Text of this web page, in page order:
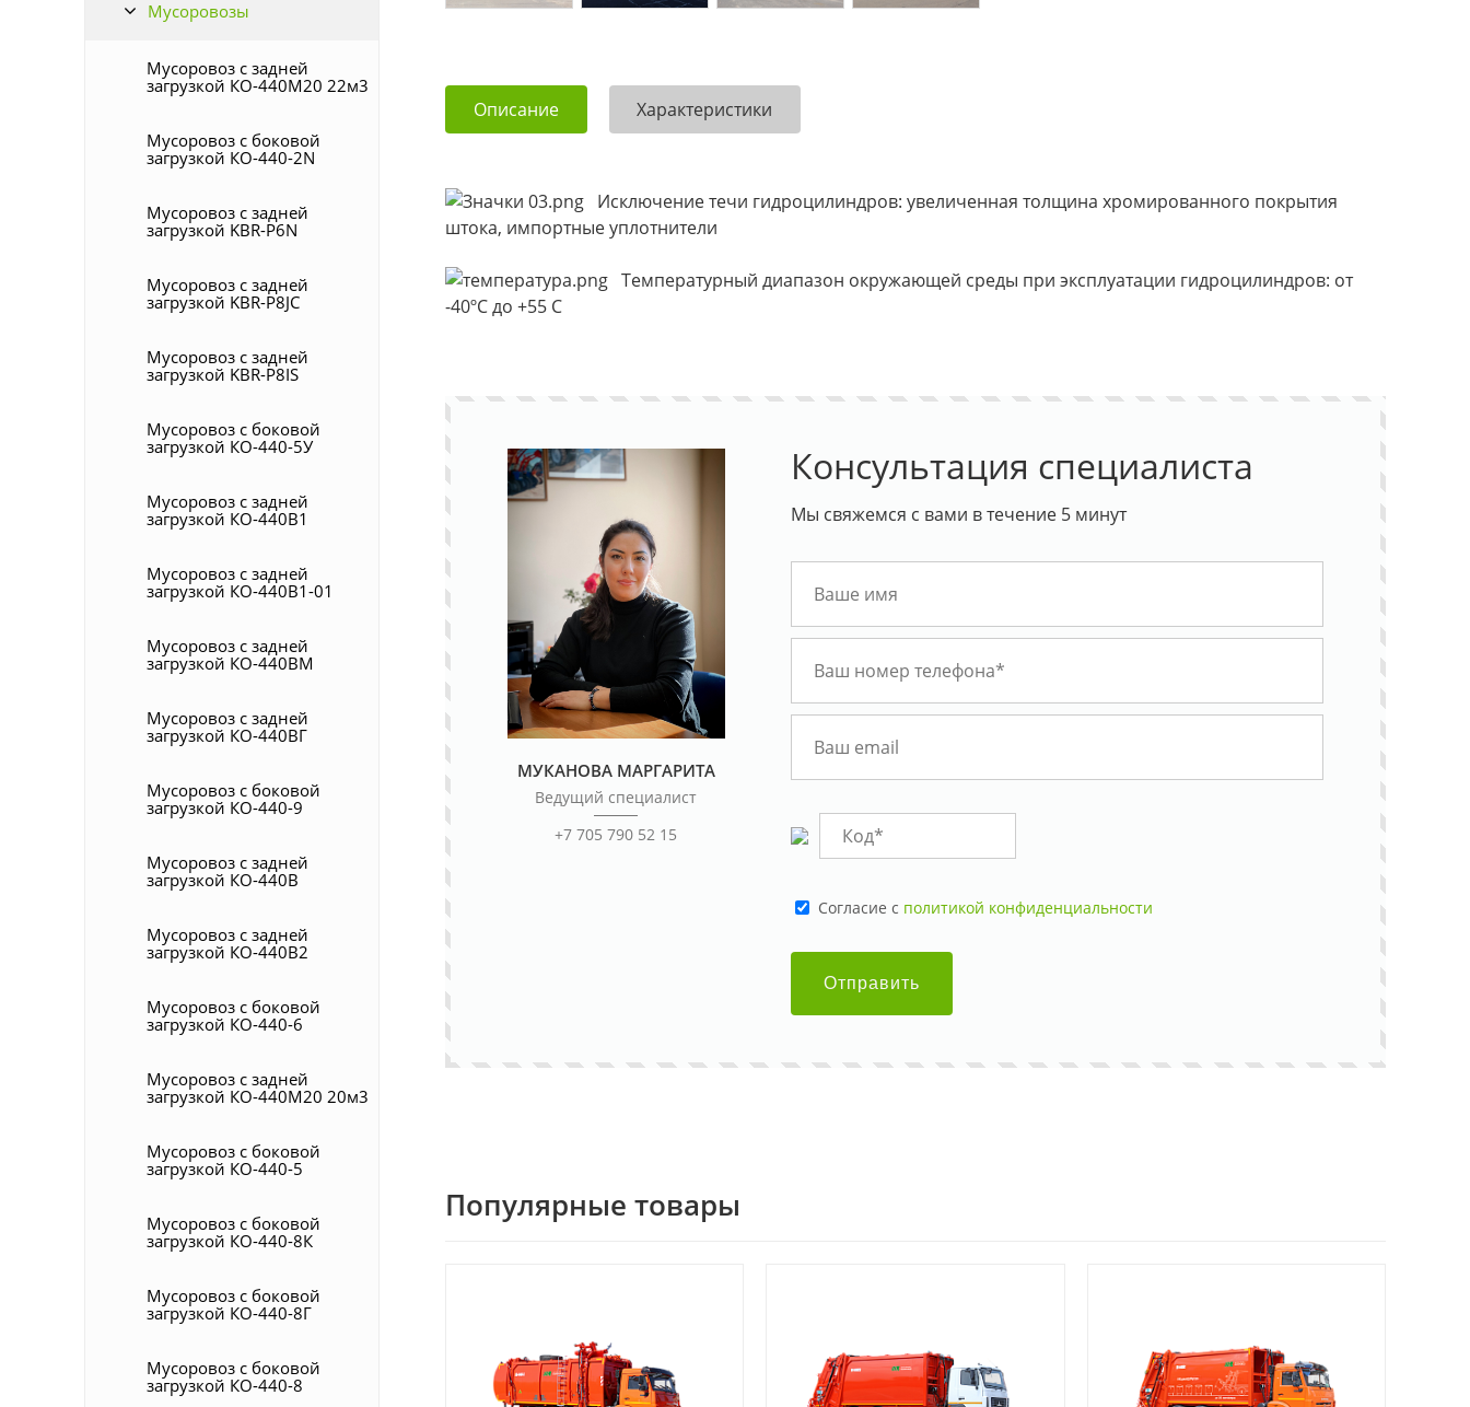
Мусоровозы
Мусоровоз с задней
загрузкой КО-440М20 22м3
Мусоровоз с боковой
загрузкой КО-440-2N
Мусоровоз с задней
загрузкой KBR-P6N
Мусоровоз с задней
загрузкой KBR-P8JC
Мусоровоз с задней
загрузкой KBR-P8IS
Мусоровоз с боковой
загрузкой КО-440-5У
Мусоровоз с задней
загрузкой КО-440В1
Мусоровоз с задней
загрузкой КО-440В1-01
Мусоровоз с задней
загрузкой КО-440ВМ
Мусоровоз с задней
загрузкой КО-440ВГ
Мусоровоз с боковой
загрузкой КО-440-9
Мусоровоз с задней
загрузкой КО-440В
Мусоровоз с задней
загрузкой КО-440В2
Мусоровоз с боковой
загрузкой КО-440-6
Мусоровоз с задней
загрузкой КО-440М20 20м3
Мусоровоз с боковой
загрузкой КО-440-5
Мусоровоз с боковой
загрузкой КО-440-8К
Мусоровоз с боковой
загрузкой КО-440-8Г
Мусоровоз с боковой
загрузкой КО-440-8
Описание Характеристики
Исключение течи гидроцилиндров: увеличенная толщина хромированного покрытия
штока, импортные уплотнители
Температурный диапазон окружающей среды при эксплуатации гидроцилиндров: от
-40ºС до +55 С
МУКАНОВА МАРГАРИТА
Ведущий специалист
+7 705 790 52 15
Консультация специалиста
Мы свяжемся с вами в течение 5 минут
Cогласие с политикой конфиденциальности
Отправить
Популярные товары